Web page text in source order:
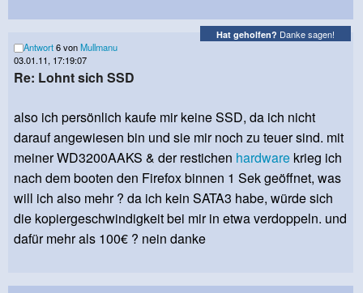
Hat geholfen? Danke sagen!
Antwort6 vonMullmanu
03.01.11, 17:19:07
Re: Lohnt sich SSD
also ich persönlich kaufe mir keine SSD, da ich nicht
darauf angewiesen bin und sie mir noch zu teuer sind. mit
meiner WD3200AAKS & der restichen hardware krieg ich
nach dem booten den Firefox binnen 1 Sek geöffnet, was
will ich also mehr ? da ich kein SATA3 habe, würde sich
die kopiergeschwindigkeit bei mir in etwa verdoppeln. und
dafür mehr als 100€ ? nein danke